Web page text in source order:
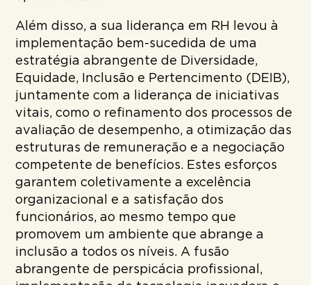
Além disso, a sua liderança em RH levou à
implementação bem-sucedida de uma
estratégia abrangente de Diversidade,
Equidade, Inclusão e Pertencimento (DEIB),
juntamente com a liderança de iniciativas
vitais, como o refinamento dos processos de
avaliação de desempenho, a otimização das
estruturas de remuneração e a negociação
competente de benefícios. Estes esforços
garantem coletivamente a excelência
organizacional e a satisfação dos
funcionários, ao mesmo tempo que
promovem um ambiente que abrange a
inclusão a todos os níveis. A fusão
abrangente de perspicácia profissional,